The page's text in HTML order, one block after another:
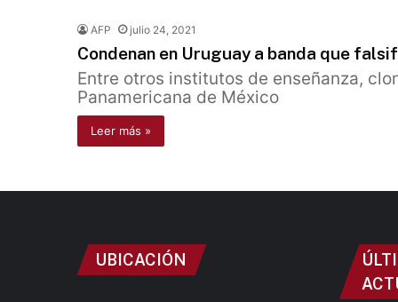
AFP julio 24, 2021
Condenan en Uruguay a banda que
Entre otros institutos de enseñanza,
Panamericana de México
Leer más »
UBICACIÓN